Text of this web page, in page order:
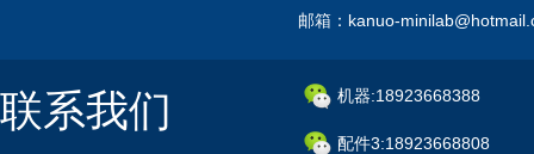
邮箱：kanuo-
联系我们 机器:18923668388
配件3:18923668808